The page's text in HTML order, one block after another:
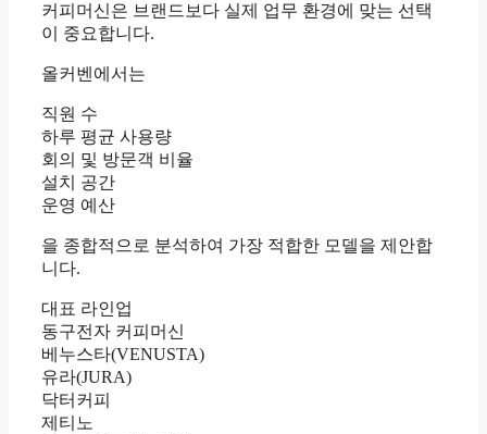
커피머신은 브랜드보다 실제 업무 환경에 맞는 선택
이 중요합니다.
올커벤에서는
직원 수
하루 평균 사용량
회의 및 방문객 비율
설치 공간
운영 예산
을 종합적으로 분석하여 가장 적합한 모델을 제안합
니다.
대표 라인업
동구전자 커피머신
베누스타(VENUSTA)
유라(JURA)
닥터커피
제티노